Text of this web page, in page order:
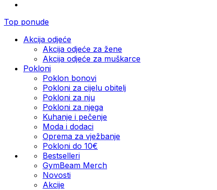
Top ponude
Akcija odjeće
Akcija odjeće za žene
Akcija odjeće za muškarce
Pokloni
Poklon bonovi
Pokloni za cijelu obitelj
Pokloni za nju
Pokloni za njega
Kuhanje i pečenje
Moda i dodaci
Oprema za vježbanje
Pokloni do 10€
Bestselleri
GymBeam Merch
Novosti
Akcije